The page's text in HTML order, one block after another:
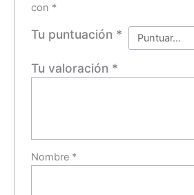
con *
Tu puntuación *
Tu valoración *
Nombre *